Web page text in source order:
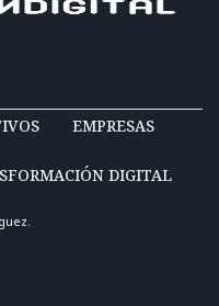
EMPRESAS
DIGITAL
.